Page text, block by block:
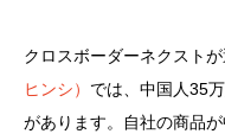
クロスボーダーネクスト
ヒンシ） では、中国人35
があります。自社の商品